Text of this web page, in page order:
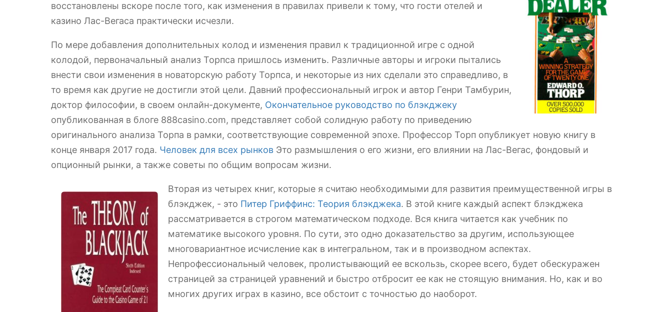
восстановлены вскоре после того, как изменения в правилах привели к тому, что гости отелей и
казино Лас-Вегаса практически исчезли.
По мере добавления дополнительных колод и изменения правил к традиционной игре с одной
колодой, первоначальный анализ Торпса пришлось изменить. Различные авторы и игроки пытались
внести свои изменения в новаторскую работу Торпса, и некоторые из них сделали это справедливо, в
то время как другие не достигли этой цели. Давний профессиональный игрок и автор Генри Тамбурин,
доктор философии, в своем онлайн-документе, Окончательное руководство по блэкджеку
опубликованная в блоге 888casino.com, представляет собой солидную работу по приведению
оригинального анализа Торпа в рамки, соответствующие современной эпохе. Профессор Торп опубликует новую книгу в
конце января 2017 года. Человек для всех рынков Это размышления о его жизни, его влиянии на Лас-Вегас, фондовый и
опционный рынки, а также советы по общим вопросам жизни.
Вторая из четырех книг, которые я считаю необходимыми для развития преимущественной игры в
блэкджек, - это Питер Гриффинс: Теория блэкджека. В этой книге каждый аспект блэкджека
рассматривается в строгом математическом подходе. Вся книга читается как учебник по
математике высокого уровня. По сути, это одно доказательство за другим, использующее
многовариантное исчисление как в интегральном, так и в производном аспектах.
Непрофессиональный человек, пролистывающий ее вскользь, скорее всего, будет обескуражен
страницей за страницей уравнений и быстро отбросит ее как не стоящую внимания. Но, как и во
многих других играх в казино, все обстоит с точностью до наоборот.